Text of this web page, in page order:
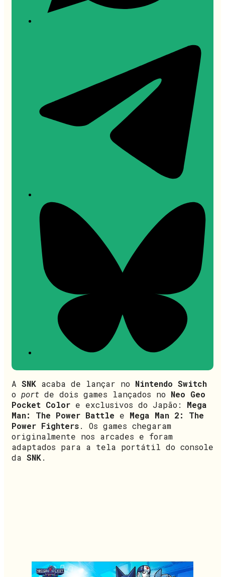
A SNK acaba de lançar no Nintendo Switch
o port de dois games lançados no Neo Geo
Pocket Color e exclusivos do Japão: Mega
Man: The Power Battle e Mega Man 2: The
Power Fighters. Os games chegaram
originalmente nos arcades e foram
adaptados para a tela portátil do console
da SNK.